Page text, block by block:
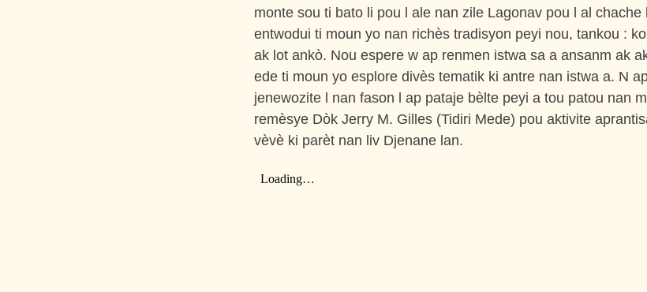
monte sou ti bato li pou l ale nan zile Lagonav pou l al chache
entwodui ti moun yo nan richès tradisyon peyi nou, tankou :
ak lot ankò. Nou espere w ap renmen istwa sa a ansanm ak
ede ti moun yo esplore divès tematik ki antre nan istwa a. N
jenewozite l
nan fason l ap pataje bèlte peyi a tou patou nan
remèsye Dòk Jerry M. Gilles (Tidiri Mede) pou aktivite
vèvè ki parèt nan liv Djenane lan.